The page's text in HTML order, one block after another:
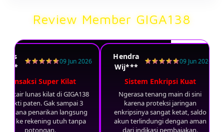
Review Member GIGA138
09 Jun 2026
Transaksi Super Kilat
cair lunas kilat di GIGA138
paten. Gak sampai 3
dana penarikan langsung
ke rekening utuh tanpa
potongan.
Hendra
Wij***
09 Jun 2026
Sistem Enkripsi Kuat
Ngerasa tenang main di sini
karena proteksi jaringan
enkripsinya sangat ketat, saldo
akun terlindungi dengan aman
dari indikasi pembajakan.